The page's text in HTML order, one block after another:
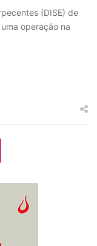
(DISE) de
operação na